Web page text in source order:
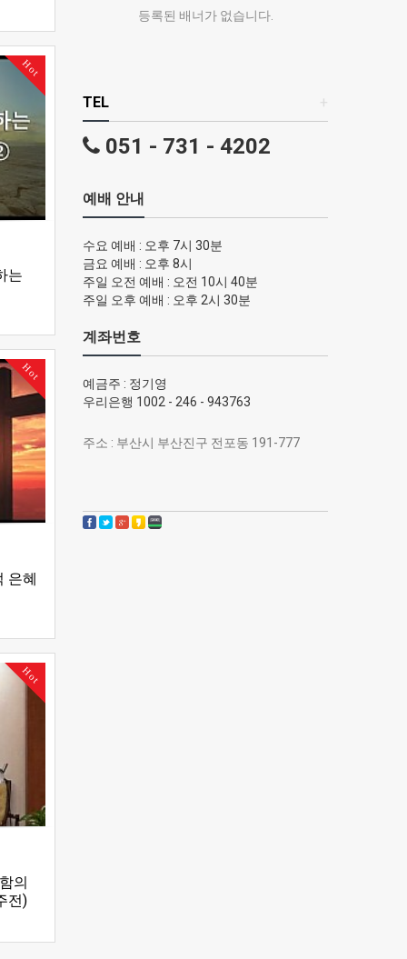
Hot
는
Hot
은혜
Hot
의
전)
등록된 배너가 없습니다.
+
TEL
051 - 731 - 4202
예배 안내
수요 예배 : 오후 7시 30분
금요 예배 : 오후 8시
주일 오전 예배 : 오전 10시 40분
주일 오후 예배 : 오후 2시 30분
계좌번호
예금주 : 정기영
우리은행 1002 - 246 - 943763
주소 : 부산시 부산진구 전포동 191-777